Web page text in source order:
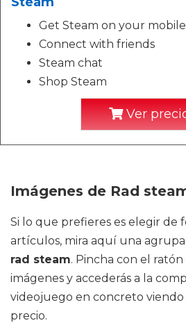
Get Steam on your
Connect with friends
Steam chat
Shop Steam
Ver
Imágenes de Rad
Si lo que prefieres es elegir de
artículos, mira aquí una
rad steam. Pincha con el
imágenes y accederás a la
videojuego en concreto viendo
precio.